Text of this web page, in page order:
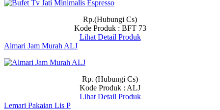
Rp.(Hubungi Cs)
Kode Produk : BFT 73
Lihat Detail Produk
Almari Jam Murah ALJ
Rp. (Hubungi Cs)
Kode Produk : ALJ
Lihat Detail Produk
Lemari Pakaian Lis P